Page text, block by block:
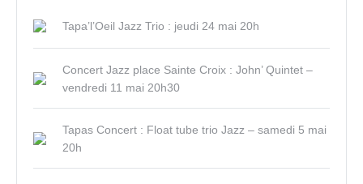
Tapa’l’Oeil Jazz Trio : jeudi 24 mai 20h
Concert Jazz place Sainte Croix : John’ Quintet –
vendredi 11 mai 20h30
Tapas Concert : Float tube trio Jazz – samedi 5 mai
20h